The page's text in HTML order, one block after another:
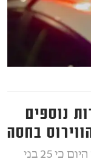
נוספים
בחסה
המשרד לבקרת מחלות ומניעתן פרסם היום כי 25 בני